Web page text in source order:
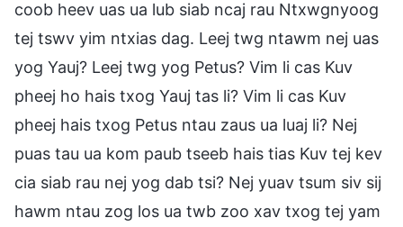
coob heev uas ua lub siab ncaj rau Ntxwgnyoog
tej tswv yim ntxias dag. Leej twg ntawm nej uas
yog Yauj? Leej twg yog Petus? Vim li cas Kuv
pheej ho hais txog Yauj tas li? Vim li cas Kuv
pheej hais txog Petus ntau zaus ua luaj li? Nej
puas tau ua kom paub tseeb hais tias Kuv tej kev
cia siab rau nej yog dab tsi? Nej yuav tsum siv sij
hawm ntau zog los ua twb zoo xav txog tej yam